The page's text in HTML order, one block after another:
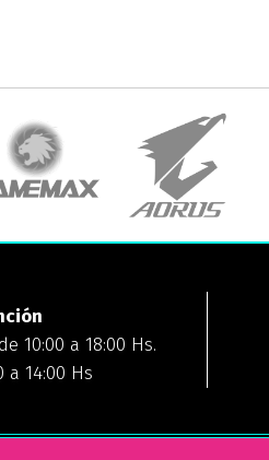
10:00 a 18:00 Hs.
a 14:00 Hs